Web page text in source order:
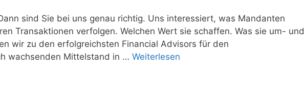
sind Sie bei uns genau richtig. Uns interessiert, was Mandanten
Transaktionen verfolgen. Welchen Wert sie schaffen. Was sie um- und
wir zu den erfolgreichsten Financial Advisors für den
wachsenden Mittelstand in … Weiterlesen